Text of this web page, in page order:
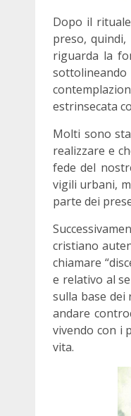
Dopo il
preso,
riguarda la
estrinsecata
Molti sono
realizzare e
fede del
vigili urbani,
parte dei
cristiano
chiamare
e relativo al
sulla base dei
andare
vivendo con i
vita.